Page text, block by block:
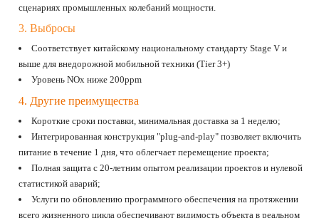
сценариях промышленных колебаний мощности.
3. Выбросы
Соответствует китайскому национальному стандарту Stage V и
выше для внедорожной мобильной техники (Tier 3+)
Уровень NOx ниже 200ppm
4. Другие преимущества
Короткие сроки поставки, минимальная доставка за 1 неделю;
Интегрированная конструкция "plug-and-play" позволяет включить
питание в течение 1 дня, что облегчает перемещение проекта;
Полная защита с 20-летним опытом реализации проектов и нулевой
статистикой аварий;
Услуги по обновлению программного обеспечения на протяжении
всего жизненного цикла обеспечивают видимость объекта в реальном